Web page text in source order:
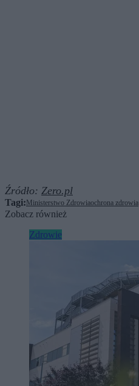
Źródło: Zero.pl
Tagi: Ministerstwo Zdrowiaochrona zdrowia
Zobacz również
Zdrowie